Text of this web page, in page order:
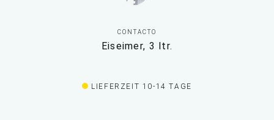
CONTACTO
Eiseimer, 3 ltr.
LIEFERZEIT 10-14 TAGE